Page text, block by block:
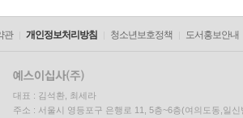
관 개인정보처리방침 청소년보호정책 도서홍보안내
대표 : 김석환, 최세라
주소 : 서울시 영등포구 은행로 11, 5층~6층(여의도동,일신